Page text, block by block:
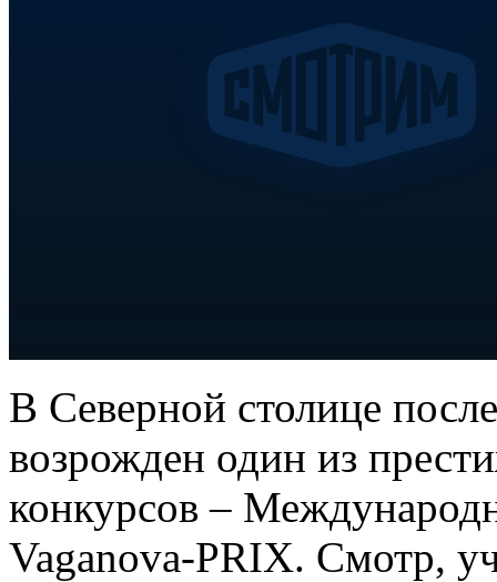
В Северной столице
возрожден один из
конкурсов –
Vaganova-PRIX. Смотр,